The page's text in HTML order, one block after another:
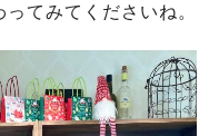
てみてくださいね。